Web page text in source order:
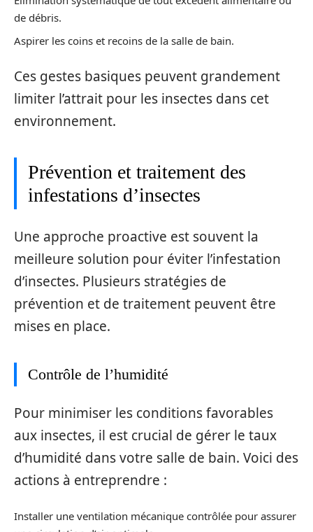
de débris.
Aspirer les coins et recoins de la salle de bain.
Ces gestes basiques peuvent grandement
limiter l’attrait pour les insectes dans cet
environnement.
Prévention et traitement des
infestations d’insectes
Une approche proactive est souvent la
meilleure solution pour éviter l’infestation
d’insectes. Plusieurs stratégies de
prévention et de traitement peuvent être
mises en place.
Contrôle de l’humidité
Pour minimiser les conditions favorables
aux insectes, il est crucial de gérer le taux
d’humidité dans votre salle de bain. Voici des
actions à entreprendre :
Installer une ventilation mécanique contrôlée pour assurer